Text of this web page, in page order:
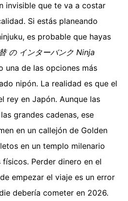
invisible que te va a costar
Si estás planeando
es probable que hayas
の インターバンク Ninja
una de las opciones más
nipón. La realidad es que el
rey en Japón. Aunque las
grandes cadenas, ese
en un callejón de Golden
en un templo milenario
Perder dinero en el
empezar el viaje es un error
debería cometer en 2026.